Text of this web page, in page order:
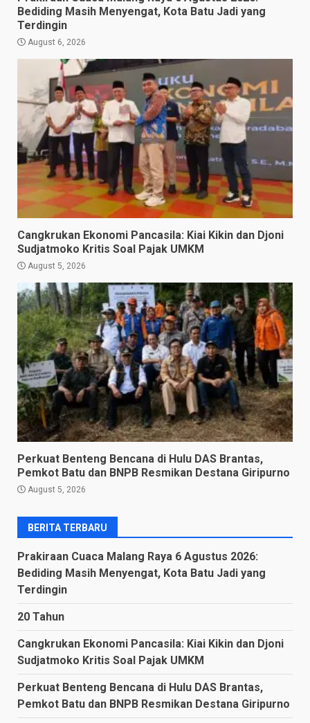
Bediding Masih Menyengat, Kota Batu Jadi yang
Terdingin
August 6, 2026
Cangkrukan Ekonomi Pancasila: Kiai Kikin dan Djoni
Sudjatmoko Kritis Soal Pajak UMKM
August 5, 2026
Perkuat Benteng Bencana di Hulu DAS Brantas,
Pemkot Batu dan BNPB Resmikan Destana Giripurno
August 5, 2026
BERITA TERBARU
Prakiraan Cuaca Malang Raya 6 Agustus 2026:
Bediding Masih Menyengat, Kota Batu Jadi yang
Terdingin
20 Tahun
Cangkrukan Ekonomi Pancasila: Kiai Kikin dan Djoni
Sudjatmoko Kritis Soal Pajak UMKM
Perkuat Benteng Bencana di Hulu DAS Brantas,
Pemkot Batu dan BNPB Resmikan Destana Giripurno